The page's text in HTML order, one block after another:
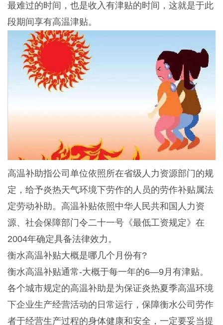
最难过的时间，也是收入有津贴的时间，这就是于此
段期间享有高温津贴。
高温补助指公司单位依照所在省级人力资源部门的规
定，给予炎热天气环境下劳作的人员的劳作补贴属法
定劳动补助。高温补贴依照中华人民共和国人力资
源、社会保障部门令二十一号《最低工资规定》在
2004年确定具备法律效力。
衡水高温补贴大概是哪几个月份有?
衡水高温补贴通常-大概于每一年的6—9月有津贴。
各个城市规定的高温补助是为保证炎热夏季高温环境
下企业生产经营活动的日常运行，保障衡水公司劳作
者于经营生产过程的身体健康和安全，一定要妥当提